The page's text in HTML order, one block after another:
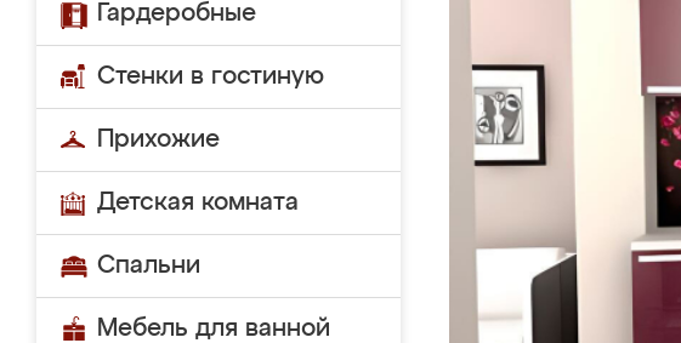
Гардеробные
Стенки в гостиную
Прихожие
Детская комната
Спальни
Мебель для ванной